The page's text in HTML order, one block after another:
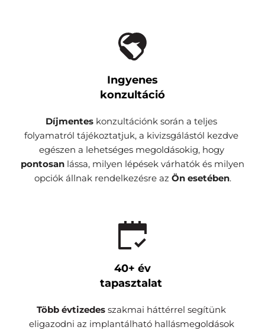
Ingyenes
konzultáció
Díjmentes konzultációnk során a teljes
folyamatról tájékoztatjuk, a kivizsgálástól kezdve
egészen a lehetséges megoldásokig, hogy
pontosan lássa, milyen lépések várhatók és milyen
opciók állnak rendelkezésre az Ön esetében.
40+ év
tapasztalat
Több évtizedes szakmai háttérrel segítünk
eligazodni az implantálható hallásmegoldások